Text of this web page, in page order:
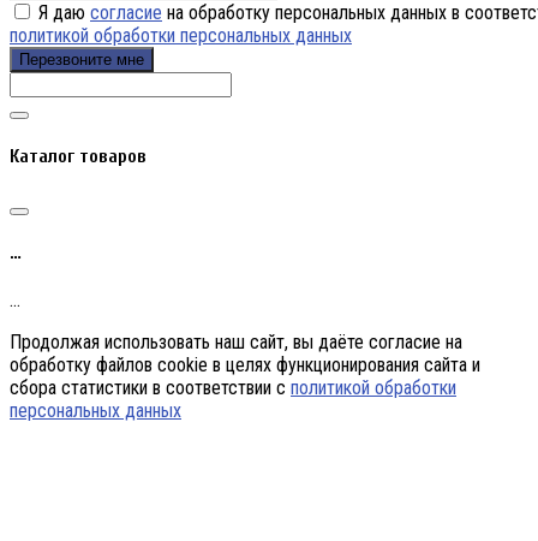
Я даю согласие на обработку персональных данных в
политикой обработки персональных данных
Перезвоните мне
Каталог товаров
…
…
Продолжая использовать наш сайт, вы даёте согласие на
обработку файлов cookie в целях функционирования сайта и
сбора статистики в соответствии с политикой обработки
персональных данных